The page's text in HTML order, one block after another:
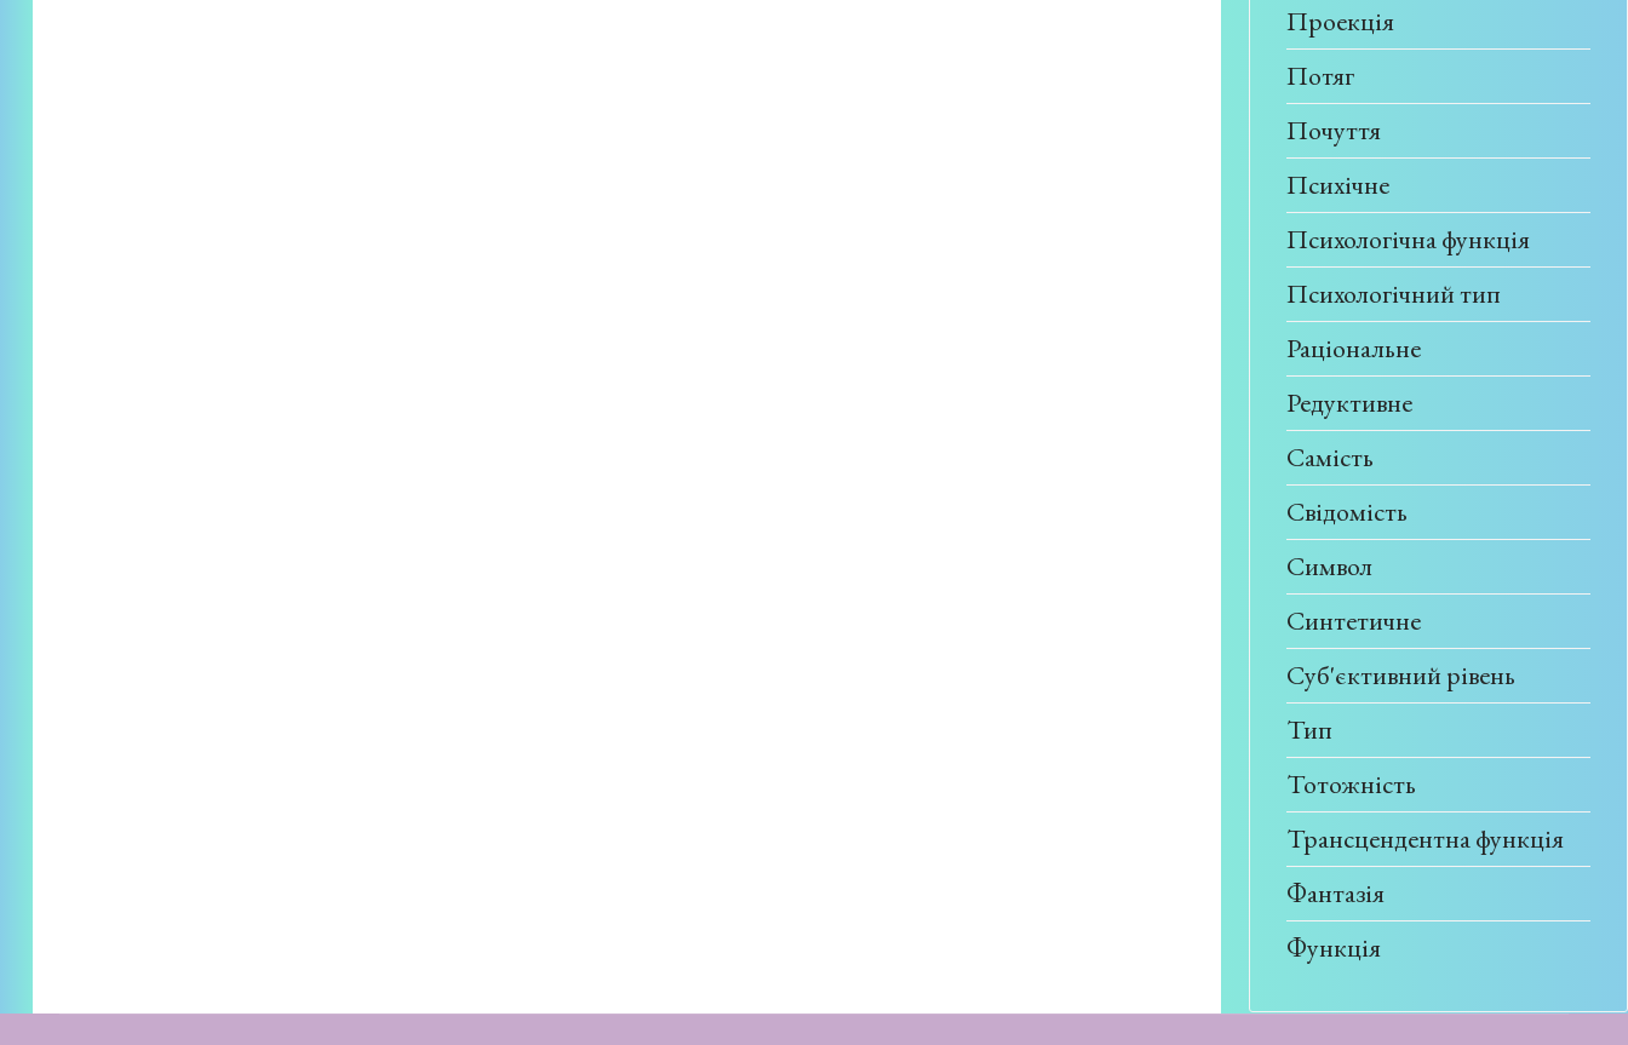
Проекція
Потяг
Почуття
Психічне
Психологічна функція
Психологічний тип
Раціональне
Редуктивне
Самість
Свідомість
Символ
Синтетичне
Суб'єктивний рівень
Тип
Тотожність
Трансцендентна функція
Фантазія
Функція